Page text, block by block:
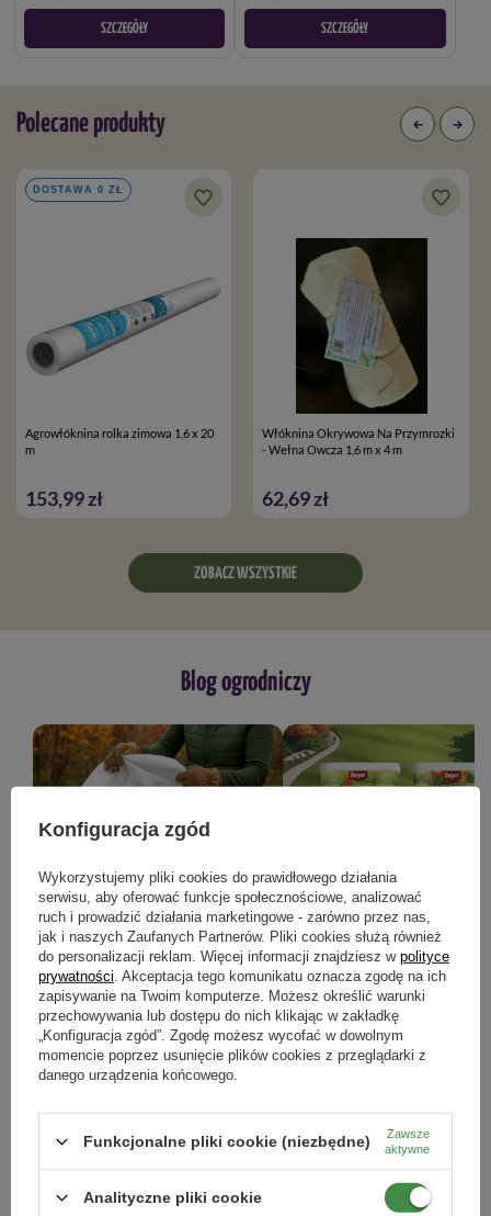
SZCZEGÓŁY SZCZEGÓŁY
Polecane produkty
DOSTAWA 0 ZŁ
Agrowłóknina rolka zimowa 1,6 x 20
m
153,99 zł
Włóknina Okrywowa Na Przymrozki
- Wełna Owcza 1,6 m x 4 m
62,69 zł
ZOBACZ WSZYSTKIE
Blog ogrodniczy
Prace w ogrodzie w listopadzie -
kompletny poradnik, jak
przygotować ogród do zimy
Jesienne prace w ogrodzie: pielęgnacja
roślin, ochrona przed mrozem,
nawożenie i porządki. Sprawdź, jak
przygotować ogród do zimy krok po
kroku.
Jesienne nawożenie roślin –
przygotować ogród na zimę?
Jesienne nawożenie to kluczowy
który pomoże wzmocnić rośliny przed
nadejściem zimy i przygotować je
bujnego wzrostu wiosną.
ZOBACZ WSZYSTKIE
Konfiguracja zgód
Wykorzystujemy pliki cookies do prawidłowego działania
serwisu, aby oferować funkcje społecznościowe, analizować
ruch i prowadzić działania marketingowe - zarówno przez nas,
jak i naszych Zaufanych Partnerów. Pliki cookies służą również
do personalizacji reklam. Więcej informacji znajdziesz w polityce
prywatności . Akceptacja tego komunikatu oznacza zgodę na ich
zapisywanie na Twoim komputerze. Możesz określić warunki
przechowywania lub dostępu do nich klikając w zakładkę
„Konfiguracja zgód”. Zgodę możesz wycofać w dowolnym
momencie poprzez usunięcie plików cookies z przeglądarki z
danego urządzenia końcowego.
Funkcjonalne pliki cookie (niezbędne)
Zawsze
aktywne
Analityczne pliki cookie